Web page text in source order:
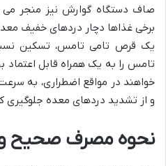
صاف دستگاه گوارش نیز منجر
برخی غذاها دچار دردهای خفیف
یک قرص تامی تامس، تسکین
تامس را به یک همراه قابل
خواهند در مواقع اضطراری، به
و از تشدید دردهای معده جلوگیری
نحوه مصرف صحیح و